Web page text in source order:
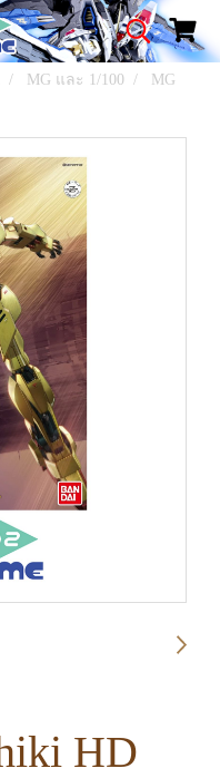
MG และ 1/100
MG
HD